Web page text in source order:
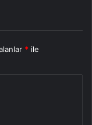
* ile